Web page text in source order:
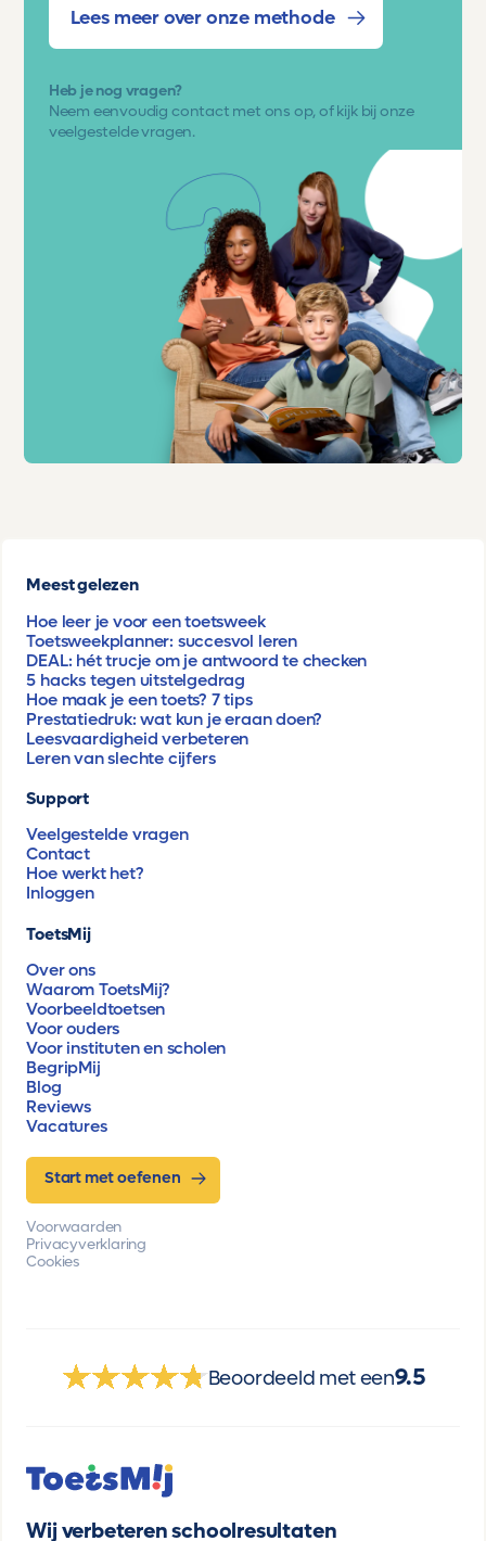
Lees meer over onze methode
Heb je nog vragen?
Neem eenvoudig contact met ons op, of kijk bij onze
veelgestelde vragen.
Meest gelezen
Hoe leer je voor een toetsweek
Toetsweekplanner: succesvol leren
DEAL: hét trucje om je antwoord te checken
5 hacks tegen uitstelgedrag
Hoe maak je een toets? 7 tips
Prestatiedruk: wat kun je eraan doen?
Leesvaardigheid verbeteren
Leren van slechte cijfers
Support
Veelgestelde vragen
Contact
Hoe werkt het?
Inloggen
ToetsMij
Over ons
Waarom ToetsMij?
Voorbeeldtoetsen
Voor ouders
Voor instituten en scholen
BegripMij
Blog
Reviews
Vacatures
Start met oefenen
Voorwaarden
Privacyverklaring
Cookies
Beoordeeld met een9.5
Wij verbeteren schoolresultaten